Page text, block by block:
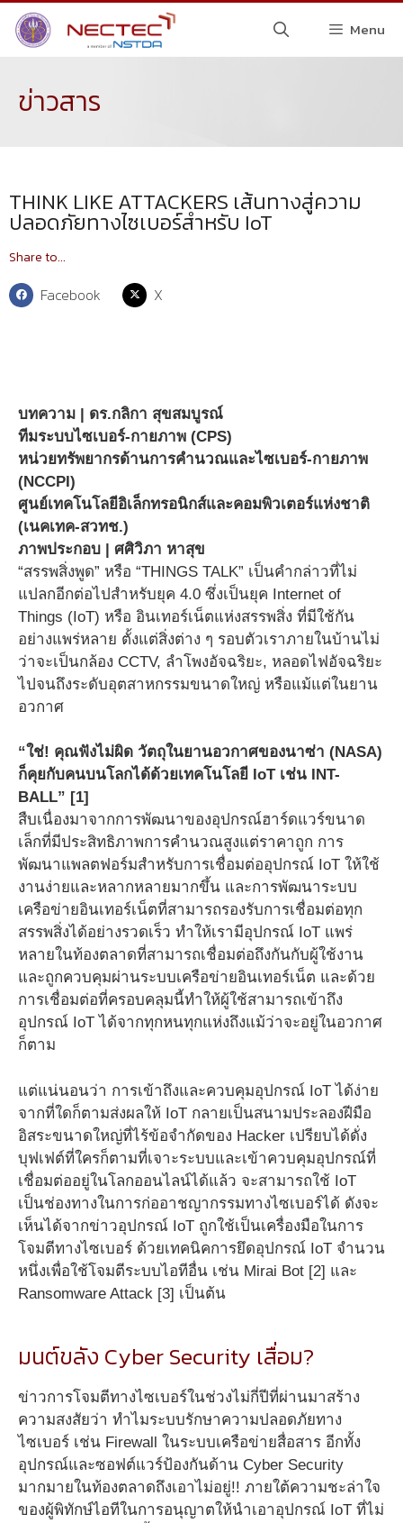
Menu
ข่าวสาร
THINK LIKE ATTACKERS เส้นทางสู่ความ
ปลอดภัยทางไซเบอร์สำหรับ IoT
Share to...
Facebook X
บทความ | ดร.กลิกา สุขสมบูรณ์
ทีมระบบไซเบอร์-กายภาพ (CPS)
หน่วยทรัพยากรด้านการคำนวณและไซเบอร์-กายภาพ
(NCCPI)
ศูนย์เทคโนโลยีอิเล็กทรอนิกส์และคอมพิวเตอร์แห่งชาติ
(เนคเทค-สวทช.)
ภาพประกอบ | ศศิวิภา หาสุข
“สรรพสิ่งพูด” หรือ “THINGS TALK” เป็นคำกล่าวที่ไม่
แปลกอีกต่อไปสำหรับยุค 4.0 ซึ่งเป็นยุค Internet of
Things (IoT) หรือ อินเทอร์เน็ตแห่งสรรพสิ่ง ที่มีใช้กัน
อย่างแพร่หลาย ตั้งแต่สิ่งต่าง ๆ รอบตัวเราภายในบ้านไม่
ว่าจะเป็นกล้อง CCTV, ลำโพงอัจฉริยะ, หลอดไฟอัจฉริยะ
ไปจนถึงระดับอุตสาหกรรมขนาดใหญ่ หรือแม้แต่ในยาน
อวกาศ
“ใช่! คุณฟังไม่ผิด วัตถุในยานอวกาศของนาซ่า (NASA)
ก็คุยกับคนบนโลกได้ด้วยเทคโนโลยี IoT เช่น INT-
BALL” [1]
สืบเนื่องมาจากการพัฒนาของอุปกรณ์ฮาร์ดแวร์ขนาด
เล็กที่มีประสิทธิภาพการคำนวณสูงแต่ราคาถูก การ
พัฒนาแพลตฟอร์มสำหรับการเชื่อมต่ออุปกรณ์ IoT ให้ใช้
งานง่ายและหลากหลายมากขึ้น และการพัฒนาระบบ
เครือข่ายอินเทอร์เน็ตที่สามารถรองรับการเชื่อมต่อทุก
สรรพสิ่งได้อย่างรวดเร็ว ทำให้เรามีอุปกรณ์ IoT แพร่
หลายในท้องตลาดที่สามารถเชื่อมต่อถึงกันกับผู้ใช้งาน
และถูกควบคุมผ่านระบบเครือข่ายอินเทอร์เน็ต และด้วย
การเชื่อมต่อที่ครอบคลุมนี้ทำให้ผู้ใช้สามารถเข้าถึง
อุปกรณ์ IoT ได้จากทุกหนทุกแห่งถึงแม้ว่าจะอยู่ในอวกาศ
ก็ตาม
แต่แน่นอนว่า การเข้าถึงและควบคุมอุปกรณ์ IoT ได้ง่าย
จากที่ใดก็ตามส่งผลให้ IoT กลายเป็นสนามประลองฝีมือ
อิสระขนาดใหญ่ที่ไร้ข้อจำกัดของ Hacker เปรียบได้ดั่ง
บุฟเฟต์ที่ใครก็ตามที่เจาะระบบและเข้าควบคุมอุปกรณ์ที่
เชื่อมต่ออยู่ในโลกออนไลน์ได้แล้ว จะสามารถใช้ IoT
เป็นช่องทางในการก่ออาชญากรรมทางไซเบอร์ได้ ดังจะ
เห็นได้จากข่าวอุปกรณ์ IoT ถูกใช้เป็นเครื่องมือในการ
โจมตีทางไซเบอร์ ด้วยเทคนิคการยึดอุปกรณ์ IoT จำนวน
หนึ่งเพื่อใช้โจมตีระบบไอทีอื่น เช่น Mirai Bot [2] และ
Ransomware Attack [3] เป็นต้น
มนต์ขลัง Cyber Security เสื่อม?
ข่าวการโจมตีทางไซเบอร์ในช่วงไม่กี่ปีที่ผ่านมาสร้าง
ความสงสัยว่า ทำไมระบบรักษาความปลอดภัยทาง
ไซเบอร์ เช่น Firewall ในระบบเครือข่ายสื่อสาร อีกทั้ง
อุปกรณ์และซอฟต์แวร์ป้องกันด้าน Cyber Security
มากมายในท้องตลาดถึงเอาไม่อยู่!! ภายใต้ความชะล่าใจ
ของผู้พิทักษ์ไอทีในการอนุญาตให้นำเอาอุปกรณ์ IoT ที่ไม่